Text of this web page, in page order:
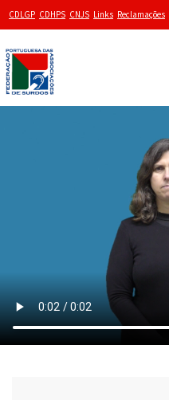
CDLGP CDHPS CNJS Links Reclamações